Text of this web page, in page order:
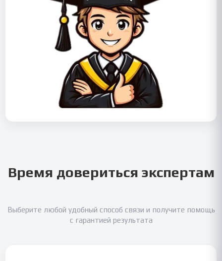
Время довериться экспертам
Выберите любой удобный способ связи и получите помощь
с гарантией результата